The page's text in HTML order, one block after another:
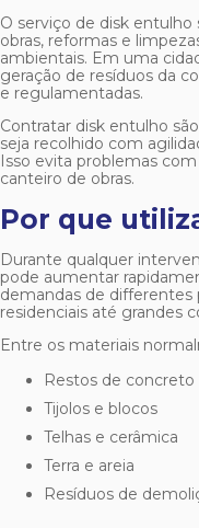
O serviço de disk entulho
obras, reformas e
ambientais. Em uma
geração de resíduos da
e regulamentadas.
Contratar disk entulho
seja recolhido com
Isso evita problemas
canteiro de obras.
Por que
Durante qualquer
pode aumentar
demandas de differentes
residenciais até grandes
Entre os materiais
Restos de concreto
Tijolos e blocos
Telhas e cerâmica
Terra e areia
Resíduos de